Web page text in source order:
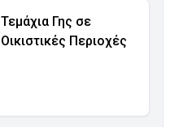
Τεμάχια Γης σε
Οικιστικές Περιοχές